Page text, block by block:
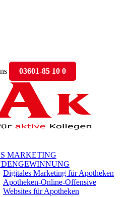
03601-85 10 0
MARKETING
Digitales Marketing für Apotheken
Apotheken-Online-Offensive
Websites für Apotheken